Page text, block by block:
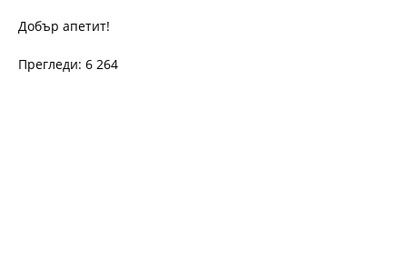
Добър апетит!
Прегледи: 6 264